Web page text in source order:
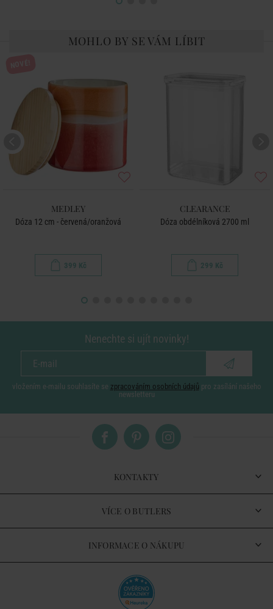
MOHLO BY SE VÁM LÍBIT
MEDLEY
Dóza 12 cm - červená/oranžová
399 Kč
CLEARANCE
Dóza obdélníková 2700 ml
299 Kč
Nenechte si ujít novinky!
vložením e-mailu souhlasíte se zpracováním osobních údajů pro zasílání našeho
newsletteru
KONTAKTY
VÍCE O BUTLERS
INFORMACE O NÁKUPU